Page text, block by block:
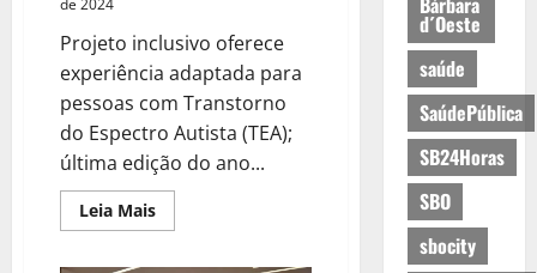
de 2024
Projeto inclusivo oferece
experiência adaptada para
pessoas com Transtorno
do Espectro Autista (TEA);
última edição do ano...
Leia Mais
d´Oeste
saúde
SaúdePública
SB24Horas
SBO
sbocity